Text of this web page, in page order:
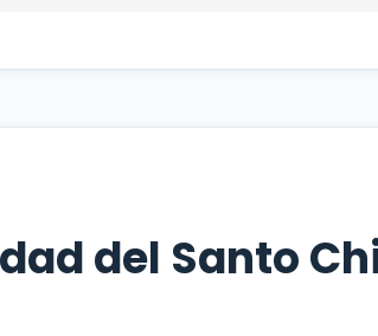
del Santo